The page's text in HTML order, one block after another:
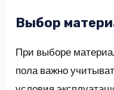
Выбор
При выборе
пола важно